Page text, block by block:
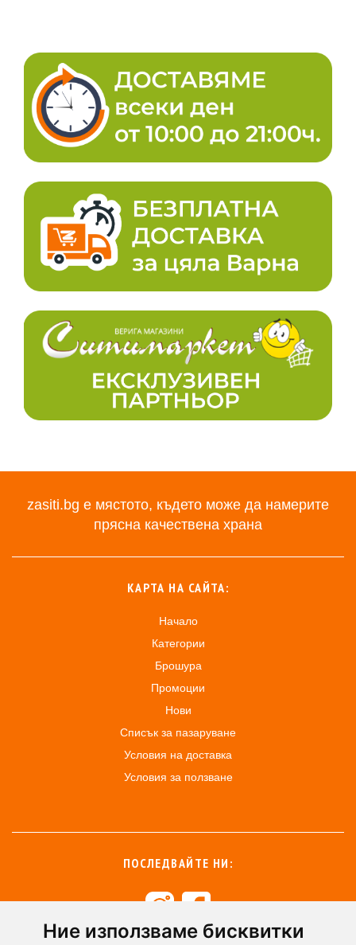
Ние използваме бисквитки
zasiti.bg е мястото, където може да намерите
прясна качествена храна
КАРТА НА САЙТА:
Начало
Категории
Брошура
Промоции
Нови
Списък за пазаруване
Условия на доставка
Условия за ползване
ПОСЛЕДВАЙТЕ НИ: